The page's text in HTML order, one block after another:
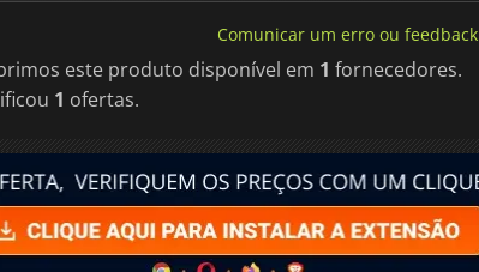
Comunicar um erro ou feedback
este produto disponível em 1 fornecedores.
1 ofertas.